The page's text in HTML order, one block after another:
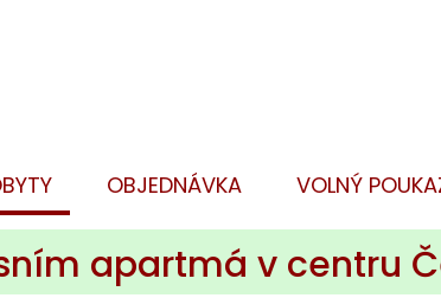
OBJEDNÁVKA VOLNÝ
apartmá v centru